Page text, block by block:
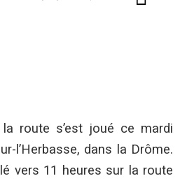
route s’est joué ce mardi
l’Herbasse, dans la Drôme.
vers 11 heures sur la route